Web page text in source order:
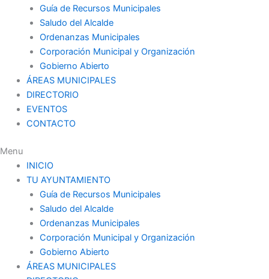
Guía de Recursos Municipales
Saludo del Alcalde
Ordenanzas Municipales
Corporación Municipal y Organización
Gobierno Abierto
ÁREAS MUNICIPALES
DIRECTORIO
EVENTOS
CONTACTO
Menu
INICIO
TU AYUNTAMIENTO
Guía de Recursos Municipales
Saludo del Alcalde
Ordenanzas Municipales
Corporación Municipal y Organización
Gobierno Abierto
ÁREAS MUNICIPALES